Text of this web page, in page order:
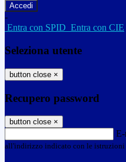
-
Entra con SPID Entra con CIE
Seleziona utente
button close ×
Recupero password
button close ×
all'indirizzo indicato con le istruzioni